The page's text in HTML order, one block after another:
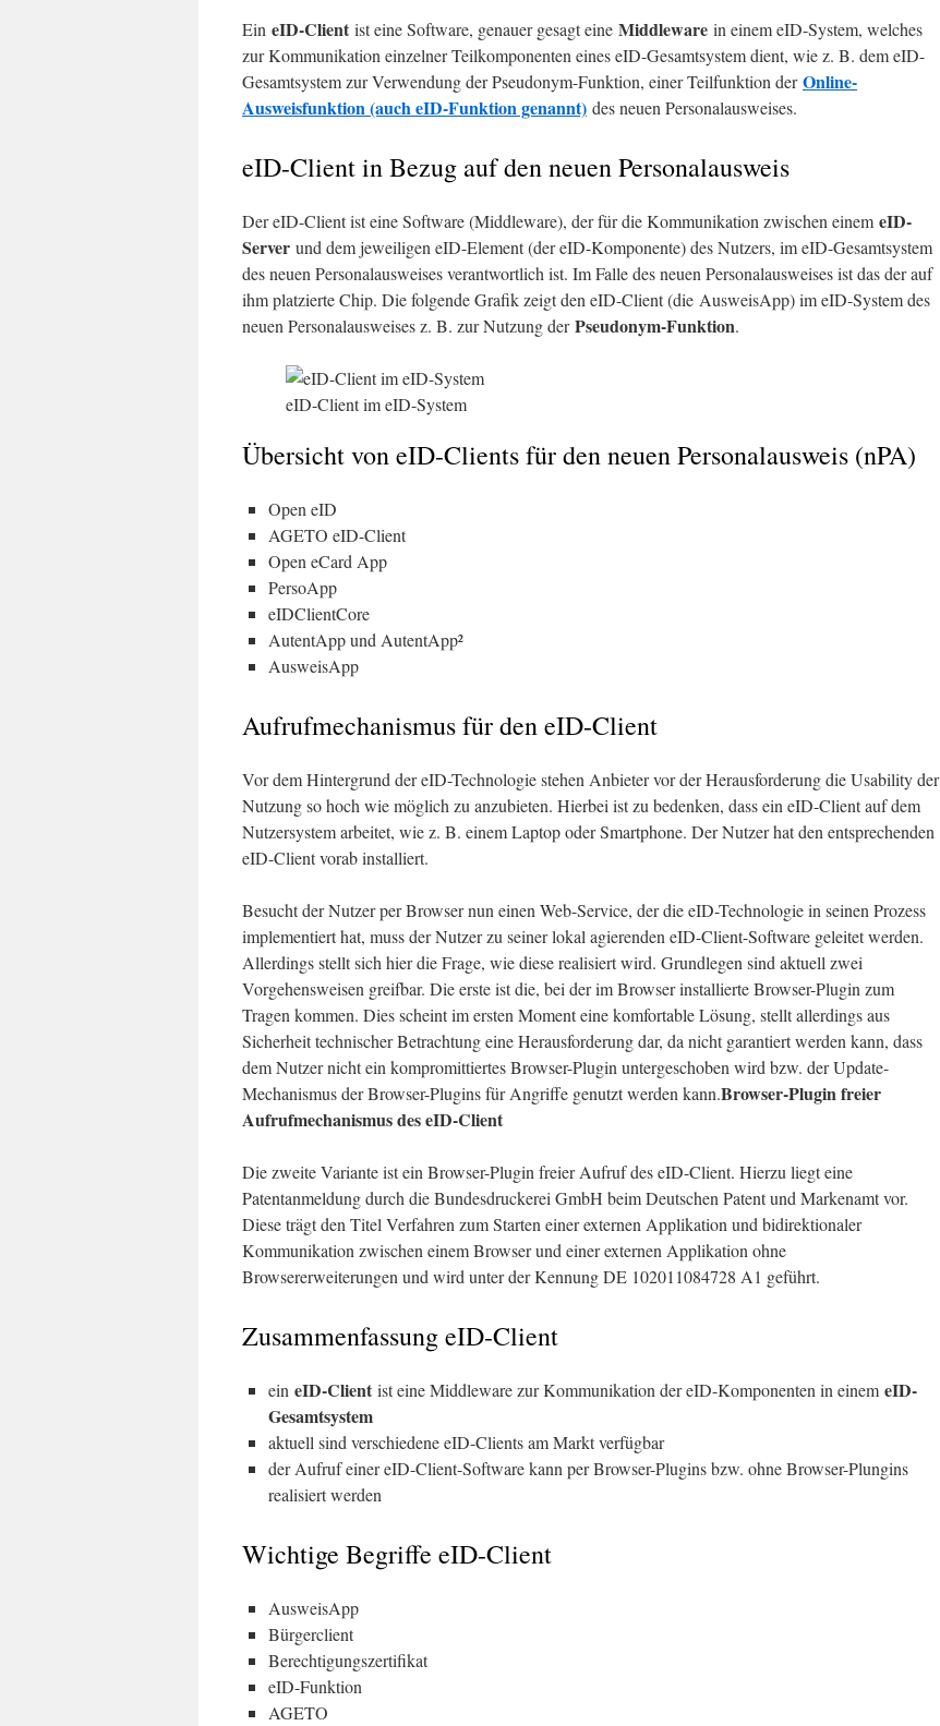
Ein eID-Client ist eine Software, genauer gesagt eine Middleware in einem eID-System, welches
zur Kommunikation einzelner Teilkomponenten eines eID-Gesamtsystem dient, wie z. B. dem eID-
Gesamtsystem zur Verwendung der Pseudonym-Funktion, einer Teilfunktion derOnline-
Ausweisfunktion (auch eID-Funktion genannt) des neuen Personalausweises.
eID-Client in Bezug auf den neuen Personalausweis
Der eID-Client ist eine Software (Middleware), der für die Kommunikation zwischen einem eID-
Server und dem jeweiligen eID-Element (der eID-Komponente) des Nutzers, im eID-Gesamtsystem
des neuen Personalausweises verantwortlich ist. Im Falle des neuen Personalausweises ist das der auf
ihm platzierte Chip. Die folgende Grafik zeigt den eID-Client (die AusweisApp) im eID-System des
neuen Personalausweises z. B. zur Nutzung derPseudonym-Funktion.
eID-Client im eID-System
Übersicht von eID-Clients für den neuen Personalausweis (nPA)
Open eID
AGETO eID-Client
Open eCard App
PersoApp
eIDClientCore
AutentApp und AutentApp²
AusweisApp
Aufrufmechanismus für den eID-Client
Vor dem Hintergrund der eID-Technologie stehen Anbieter vor der Herausforderung die Usability der
Nutzung so hoch wie möglich zu anzubieten. Hierbei ist zu bedenken, dass ein eID-Client auf dem
Nutzersystem arbeitet, wie z. B. einem Laptop oder Smartphone. Der Nutzer hat den entsprechenden
eID-Client vorab installiert.
Besucht der Nutzer per Browser nun einen Web-Service, der die eID-Technologie in seinen Prozess
implementiert hat, muss der Nutzer zu seiner lokal agierenden eID-Client-Software geleitet werden.
Allerdings stellt sich hier die Frage, wie diese realisiert wird. Grundlegen sind aktuell zwei
Vorgehensweisen greifbar. Die erste ist die, bei der im Browser installierte Browser-Plugin zum
Tragen kommen. Dies scheint im ersten Moment eine komfortable Lösung, stellt allerdings aus
Sicherheit technischer Betrachtung eine Herausforderung dar, da nicht garantiert werden kann, dass
dem Nutzer nicht ein kompromittiertes Browser-Plugin untergeschoben wird bzw. der Update-
Mechanismus der Browser-Plugins für Angriffe genutzt werden kann.Browser-Plugin freier
Aufrufmechanismus des eID-Client
Die zweite Variante ist ein Browser-Plugin freier Aufruf des eID-Client. Hierzu liegt eine
Patentanmeldung durch die Bundesdruckerei GmbH beim Deutschen Patent und Markenamt vor.
Diese trägt den Titel Verfahren zum Starten einer externen Applikation und bidirektionaler
Kommunikation zwischen einem Browser und einer externen Applikation ohne
Browsererweiterungen und wird unter der Kennung DE 102011084728 A1 geführt.
Zusammenfassung eID-Client
ein eID-Client ist eine Middleware zur Kommunikation der eID-Komponenten in einem eID-
Gesamtsystem
aktuell sind verschiedene eID-Clients am Markt verfügbar
der Aufruf einer eID-Client-Software kann per Browser-Plugins bzw. ohne Browser-Plungins
realisiert werden
Wichtige Begriffe eID-Client
AusweisApp
Bürgerclient
Berechtigungszertifikat
eID-Funktion
AGETO